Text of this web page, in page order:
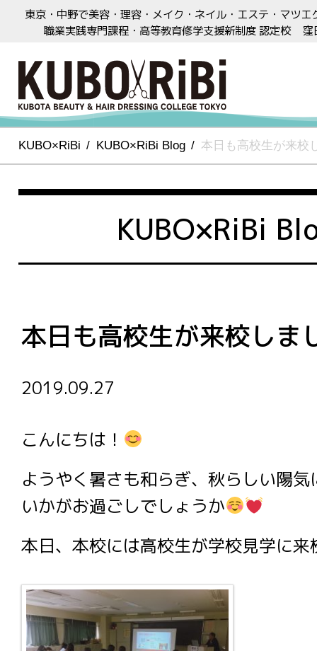
東京・中野で美容・理容・メイク・ネイル・エステ・マツエ
職業実践専門課程・高等教育修学支援新制度 認定校
窪
KUBO×RiBi KUBO×RiBi Blog 本日も高校生が来校
KUBO×RiBi
本日も高校生が来校しま
2019.09.27
こんにちは！
ようやく暑さも和らぎ、秋らしい陽
いかがお過ごしでしょうか
本日、本校には高校生が学校見学に来